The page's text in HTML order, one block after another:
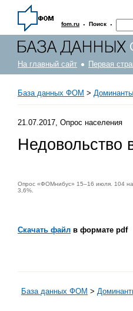
fom.ru · Поиск ·
На главный сайт Первая
База данных ФОМ >
21.07.2017, Опрос населения
Недовольство
Опрос «ФОМнибус» 15–16 июля. 104
3,6%.
Скачать файл в формате pdf
База данных ФОМ >